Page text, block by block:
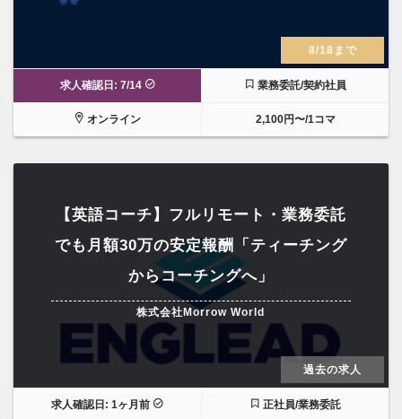
8/18まで
求人確認日: 7/14 業務委託/契約社員
オンライン 2,100円〜/1コマ
【英語コーチ】フルリモート・業務委託
でも月額30万の安定報酬「ティーチング
からコーチングへ」
株式会社Morrow World
過去の求人
求人確認日: 1ヶ月前 正社員/業務委託